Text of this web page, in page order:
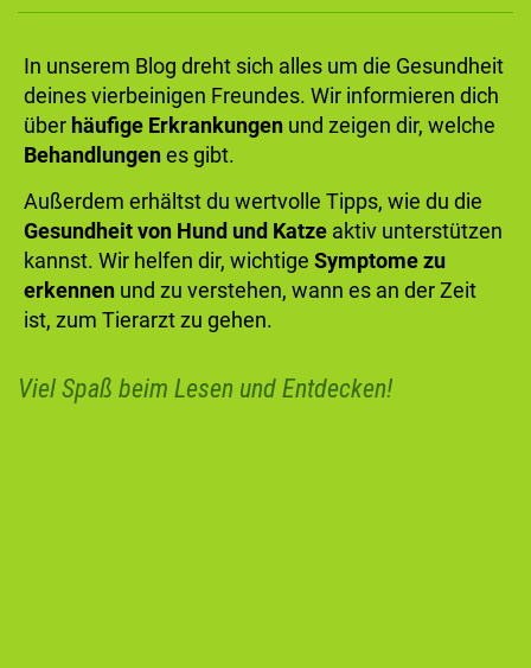
In unserem Blog dreht sich alles um die Gesundheit
deines vierbeinigen Freundes. Wir informieren dich
über häufige Erkrankungen und zeigen dir, welche
Behandlungenes gibt.
Außerdem erhältst du wertvolle Tipps, wie du die
Gesundheit von Hund und Katze aktiv unterstützen
kannst. Wir helfen dir, wichtige Symptome zu
erkennen und zu verstehen, wann es an der Zeit
ist, zum Tierarzt zu gehen.
Viel Spaß beim Lesen und Entdecken!